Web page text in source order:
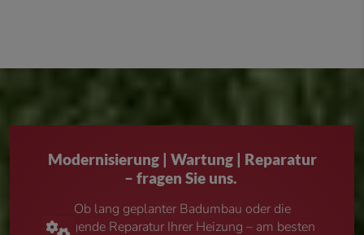
Modernisierung | Wartung | Reparatur
– fragen Sie uns.
Ob lang geplanterBadumbau oder die
dringende ReparaturIhrerHeizung – am besten